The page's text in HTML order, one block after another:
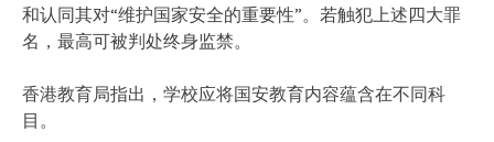
和认同其对“维护国家安全的重要性”。若触犯上述四大罪
名，最高可被判处终身监禁。
香港教育局指出，学校应将国安教育内容蕴含在不同科
目。